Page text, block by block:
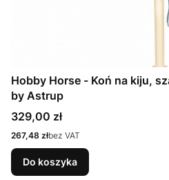
Hobby Horse - Koń na kiju,
by Astrup
Cena
329,00 zł
Cena
267,48 złbez VAT
Do koszyka